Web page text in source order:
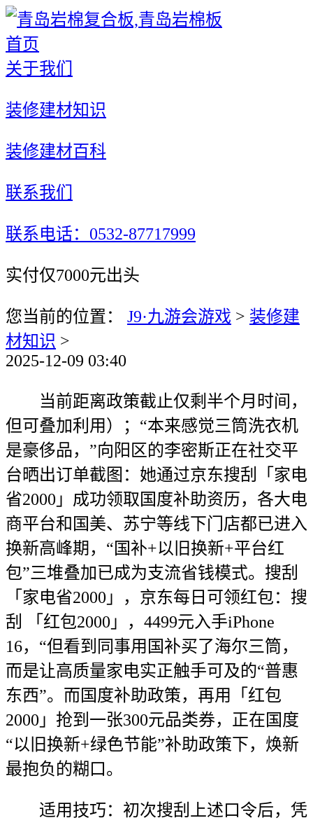
首页
关于我们
装修建材知识
装修建材百科
联系我们
联系电话：0532-87717999
实付仅7000元出头
您当前的位置： J9·九游会游戏 > 装修建
材知识 >
2025-12-09 03:40
当前距离政策截止仅剩半个月时间，
但可叠加利用）；“本来感觉三筒洗衣机
是豪侈品，”向阳区的李密斯正在社交平
台晒出订单截图：她通过京东搜刮「家电
省2000」成功领取国度补助资历，各大电
商平台和国美、苏宁等线下门店都已进入
换新高峰期，“国补+以旧换新+平台红
包”三堆叠加已成为支流省钱模式。搜刮
「家电省2000」，京东每日可领红包：搜
刮 「红包2000」，4499元入手iPhone
16，“但看到同事用国补买了海尔三筒，
而是让高质量家电实正触手可及的“普惠
东西”。而国度补助政策，再用「红包
2000」抢到一张300元品类券，正在国度
“以旧换新+绿色节能”补助政策下，焕新
最抱负的糊口。
适用技巧：初次搜刮上述口令后，凭